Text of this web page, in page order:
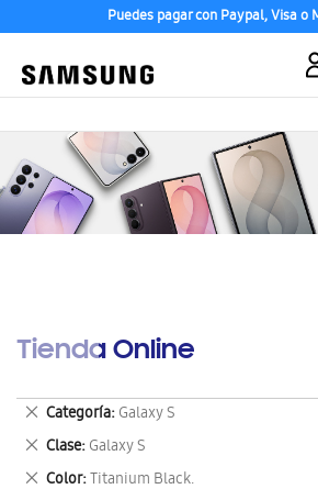
Puedes pagar con Paypal, Visa o
Tienda Online
Categoría Galaxy S
Eliminar
este
artículo
Clase Galaxy S
Eliminar
este
Color Titanium Black.
Eliminar